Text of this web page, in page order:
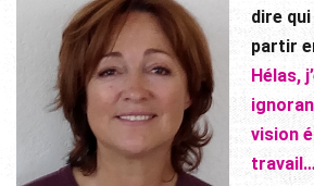
dire
partir
Hélas,
vision